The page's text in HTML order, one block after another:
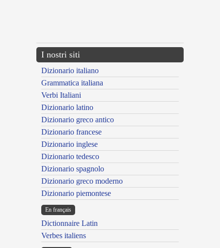
I nostri siti
Dizionario italiano
Grammatica italiana
Verbi Italiani
Dizionario latino
Dizionario greco antico
Dizionario francese
Dizionario inglese
Dizionario tedesco
Dizionario spagnolo
Dizionario greco moderno
Dizionario piemontese
En français
Dictionnaire Latin
Verbes italiens